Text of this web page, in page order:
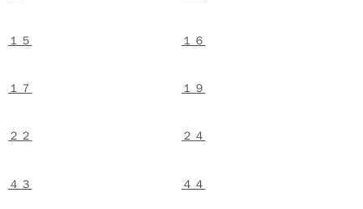
１５ １６
１７ １９
２２ ２４
４３ ４４